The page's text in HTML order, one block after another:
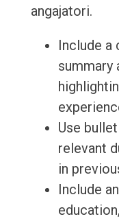
angajatori.
Include a
summary
Use
relevant
in
Include